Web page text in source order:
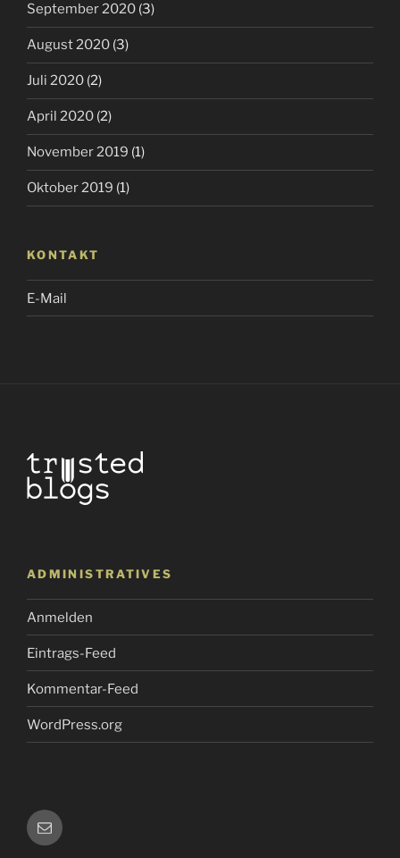
September 2020 (3)
August 2020 (3)
Juli 2020 (2)
April 2020 (2)
November 2019 (1)
Oktober 2019 (1)
KONTAKT
E-Mail
ADMINISTRATIVES
Anmelden
Eintrags-Feed
Kommentar-Feed
WordPress.org
E-
Mail